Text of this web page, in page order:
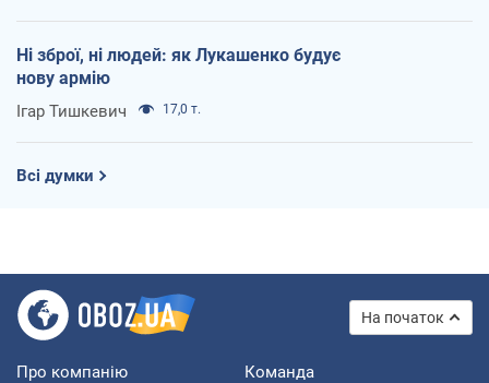
Ні зброї, ні людей: як Лукашенко будує
нову армію
Ігар Тишкевич 17,0 т.
Всі думки
На початок
Про компанію Команда